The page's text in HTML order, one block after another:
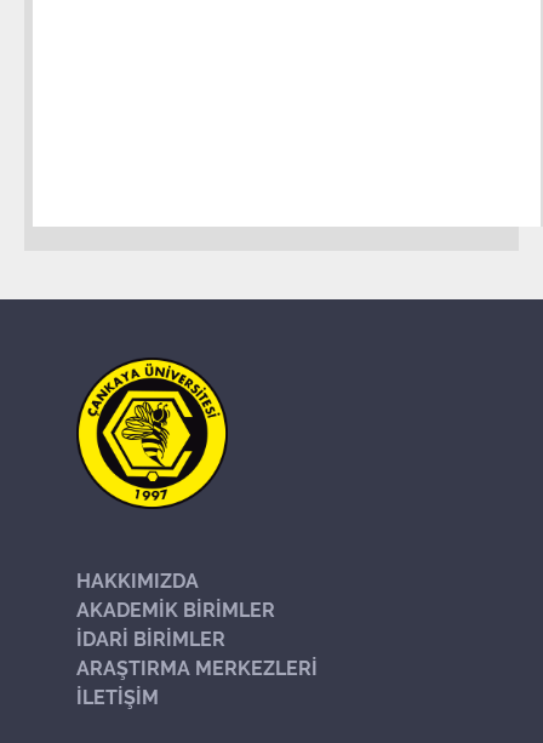
HAKKIMIZDA
AKADEMİK BİRİMLER
İDARİ BİRİMLER
ARAŞTIRMA MERKEZLERİ
İLETİŞİM